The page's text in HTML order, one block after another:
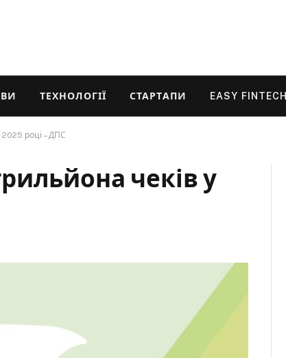
ТЕХНОЛОГІЇ СТАРТАПИ EASY FINTECH
2025 році – ДПС
чеків у